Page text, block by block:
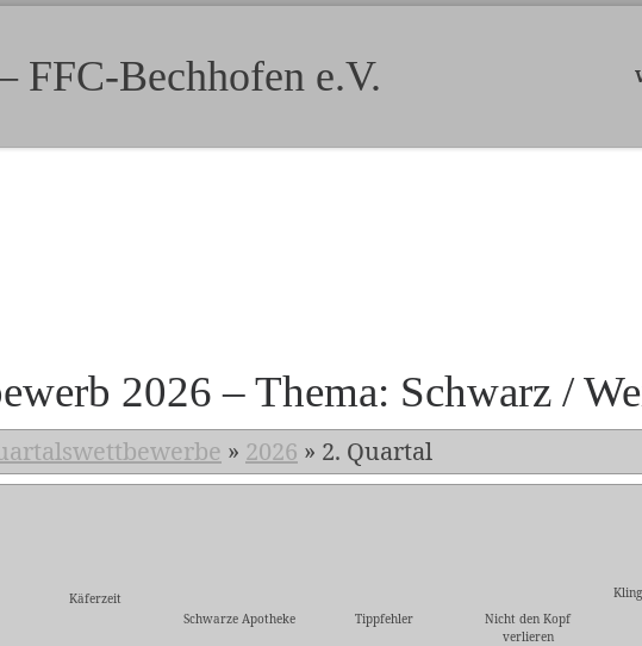
FFC-Bechhofen e.V.
2026 – Thema: Schwarz /
» 2026 » 2. Quartal
Käferzeit
Schwarze Apotheke
Tippfehler
Nicht den Kopf
verlieren